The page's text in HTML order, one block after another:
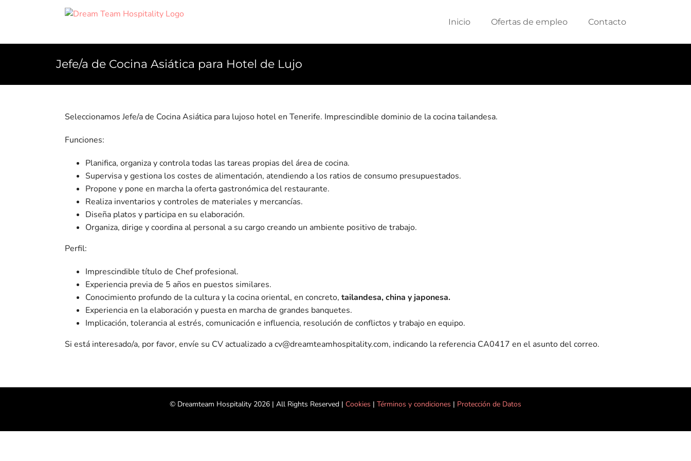
Inicio Ofertas de empleo Contacto
Jefe/a de Cocina Asiática para Hotel de Lujo
Seleccionamos Jefe/a de Cocina Asiática para lujoso hotel en Tenerife. Imprescindible dominio de la cocina tailandesa.
Funciones:
Planifica, organiza y controla todas las tareas propias del área de cocina.
Supervisa y gestiona los costes de alimentación, atendiendo a los ratios de consumo presupuestados.
Propone y pone en marcha la oferta gastronómica del restaurante.
Realiza inventarios y controles de materiales y mercancías.
Diseña platos y participa en su elaboración.
Organiza, dirige y coordina al personal a su cargo creando un ambiente positivo de trabajo.
Perfil:
Imprescindible título de Chef profesional.
Experiencia previa de 5 años en puestos similares.
Conocimiento profundo de la cultura y la cocina oriental, en concreto,tailandesa, china y japonesa.
Experiencia en la elaboración y puesta en marcha de grandes banquetes.
Implicación, tolerancia al estrés, comunicación e influencia, resolución de conflictos y trabajo en equipo.
Si está interesado/a, por favor, envíe su CV actualizado a cv@dreamteamhospitality.com, indicando la referencia CA0417 en el asunto del correo.
© Dreamteam Hospitality 2026 | All Rights Reserved | Cookies | Términos y condiciones | Protección de Datos